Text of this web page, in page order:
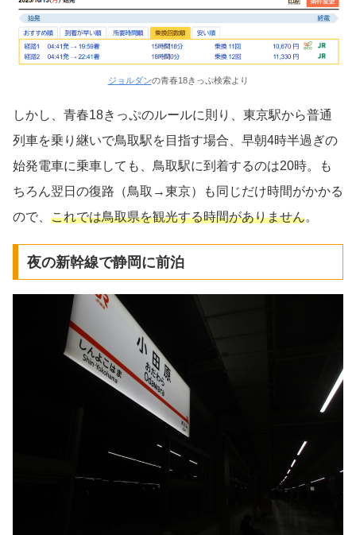
ジョルダンの青春18きっぷ検索より
しかし、青春18きっぷのルールに則り、東京駅から普通
列車を乗り継いで鳥取駅を目指す場合、早朝4時半過ぎの
始発電車に乗車しても、鳥取駅に到着するのは20時。も
ちろん翌日の復路（鳥取→東京）も同じだけ時間がかかる
ので、 これでは鳥取県を観光する時間がありません。
夜の新幹線で静岡に前泊